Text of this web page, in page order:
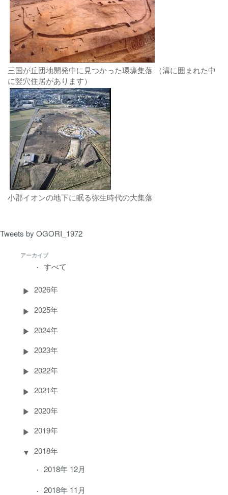
Tweets by OGORI_1972
アーカイブ
すべて
2026年
2025年
2024年
2023年
2022年
2021年
2020年
2019年
2018年
2018年 12月
2018年 11月
三国が丘団地開発中に見つかった環壕集落 （溝に囲まれた中
に竪穴住居があります）
小郡イオンの地下に眠る弥生時代の大集落